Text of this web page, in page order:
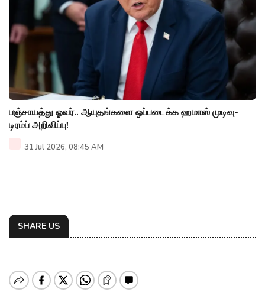
பஞ்சாயத்து ஓவர்.. ஆயுதங்களை ஒப்படைக்க ஹமாஸ் முடிவு-
டிரம்ப் அறிவிப்பு!
31 Jul 2026, 08:45 AM
SHARE US